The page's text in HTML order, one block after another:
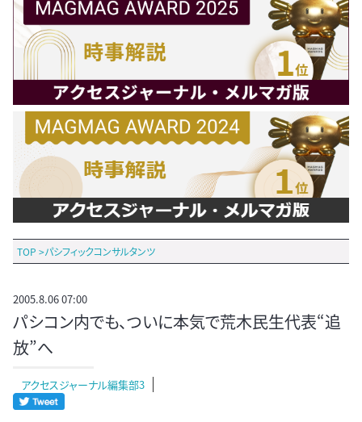
TOP >パシフィックコンサルタンツ
2005.8.06 07:00
パシコン内でも、ついに本気で荒木民生代表“追
放”へ
アクセスジャーナル編集部3